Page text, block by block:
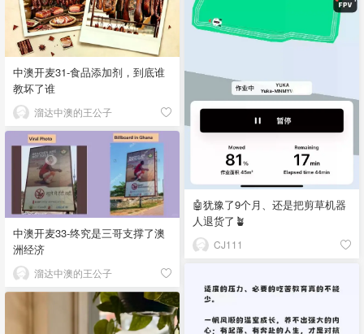
🤖犹豫了9个月、还是把剪草机器
人退货了🪴
CJ111
中澳开麦31-食品添加剂，到底谁
教坏了谁
溜达中澳的王公子
中澳开麦33-终究是三哥支撑了澳
洲经济
溜达中澳的王公子